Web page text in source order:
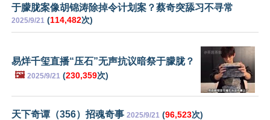
于朦胧案像胡锦涛除掉令计划案？蔡奇突舔习不寻常
2025/9/21 (114,482次)
易烊千玺直播“压石”无声抗议暗祭于朦胧？
🖼️ 2025/9/21 (230,359次)
天下奇谭（356）招魂奇事 2025/9/21 (96,523次)